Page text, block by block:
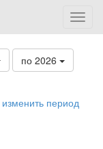
по 2026
изменить период